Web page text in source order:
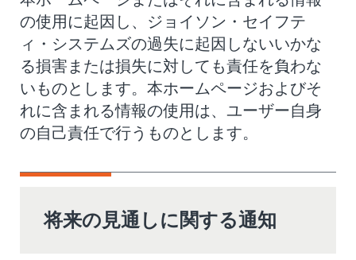
の使用に起因し、ジョイソン・セイフテ
ィ・システムズの過失に起因しないいかな
る損害または損失に対しても責任を負わな
いものとします。本ホームページおよびそ
れに含まれる情報の使用は、ユーザー自身
の自己責任で行うものとします。
将来の見通しに関する通知